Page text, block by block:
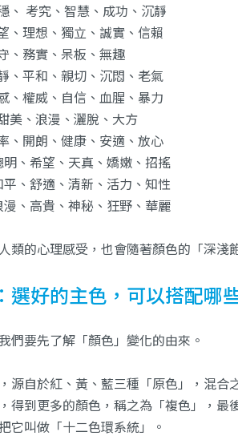
、 考究、智慧、成功、沉靜
、理想、獨立、誠實、信賴
、務實、呆板、無趣
、平和、親切、沉悶、老氣
、權威、自信、血腥、暴力
美、浪漫、灑脫、大方
、開朗、健康、安適、放心
明、希望、天真、嬌嫩、招搖
平、舒適、清新、活力、知性
漫、高貴、神秘、狂野、華麗
類的心理感受，也會隨著顏色的「深淺
選好的主色，可以搭配哪
們要先了解「顏色」變化的由來。
源自於紅、黃、藍三種「原色」，混合
得到更多的顏色，稱之為「複色」，最
它叫做「十二色環系統」。